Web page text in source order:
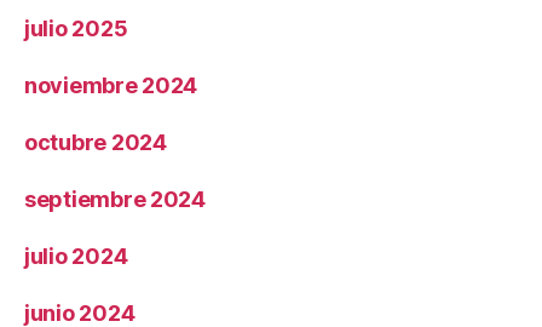
julio 2025
noviembre 2024
octubre 2024
septiembre 2024
julio 2024
junio 2024